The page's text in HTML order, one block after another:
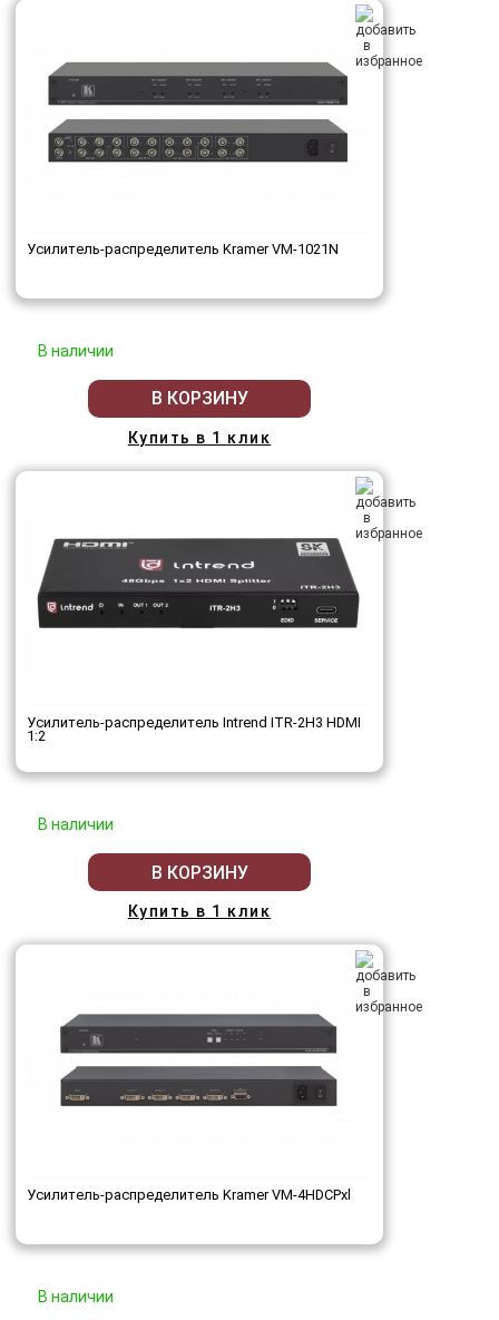
Усилитель-распределитель Kramer VM-1021N
В наличии
В КОРЗИНУ
Купить в 1 клик
Усилитель-распределитель Intrend ITR-2H3 HDMI
1:2
В наличии
В КОРЗИНУ
Купить в 1 клик
Усилитель-распределитель Kramer VM-4HDCPxl
В наличии